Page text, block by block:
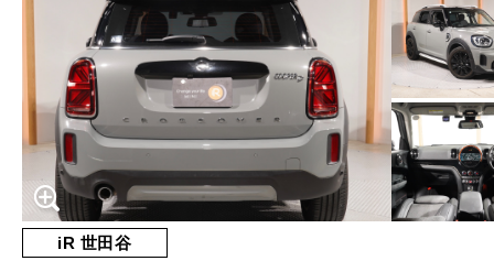
買取
TOP
iRの買取が他社よりも高い理由
売却手順
必要書類
MAINTENANCE メンテナンス
TOP
BMWミニ メンテナンス
ローバーミニ メンテナンス
BLOG & MEDIA ブログ＆メディア
TOP
MINI KNOWLEDGE ミニナレッジ
営業時間
10:00～18:00
定休日
月曜日（祝日の場合は火曜日）
429.8 万円
50 万円
支払回数 84 回
ボーナス支払回数/年
内訳
1回目iR 世田谷